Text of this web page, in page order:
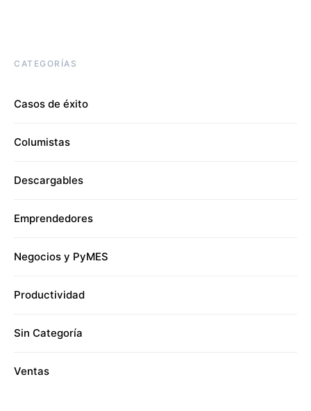
CATEGORÍAS
Casos de éxito
Columistas
Descargables
Emprendedores
Negocios y PyMES
Productividad
Sin Categoría
Ventas